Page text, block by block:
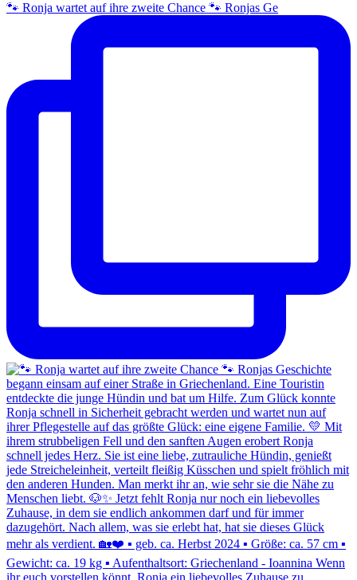
🐾 Ronja wartet auf ihre zweite Chance 🐾 Ronjas Ge